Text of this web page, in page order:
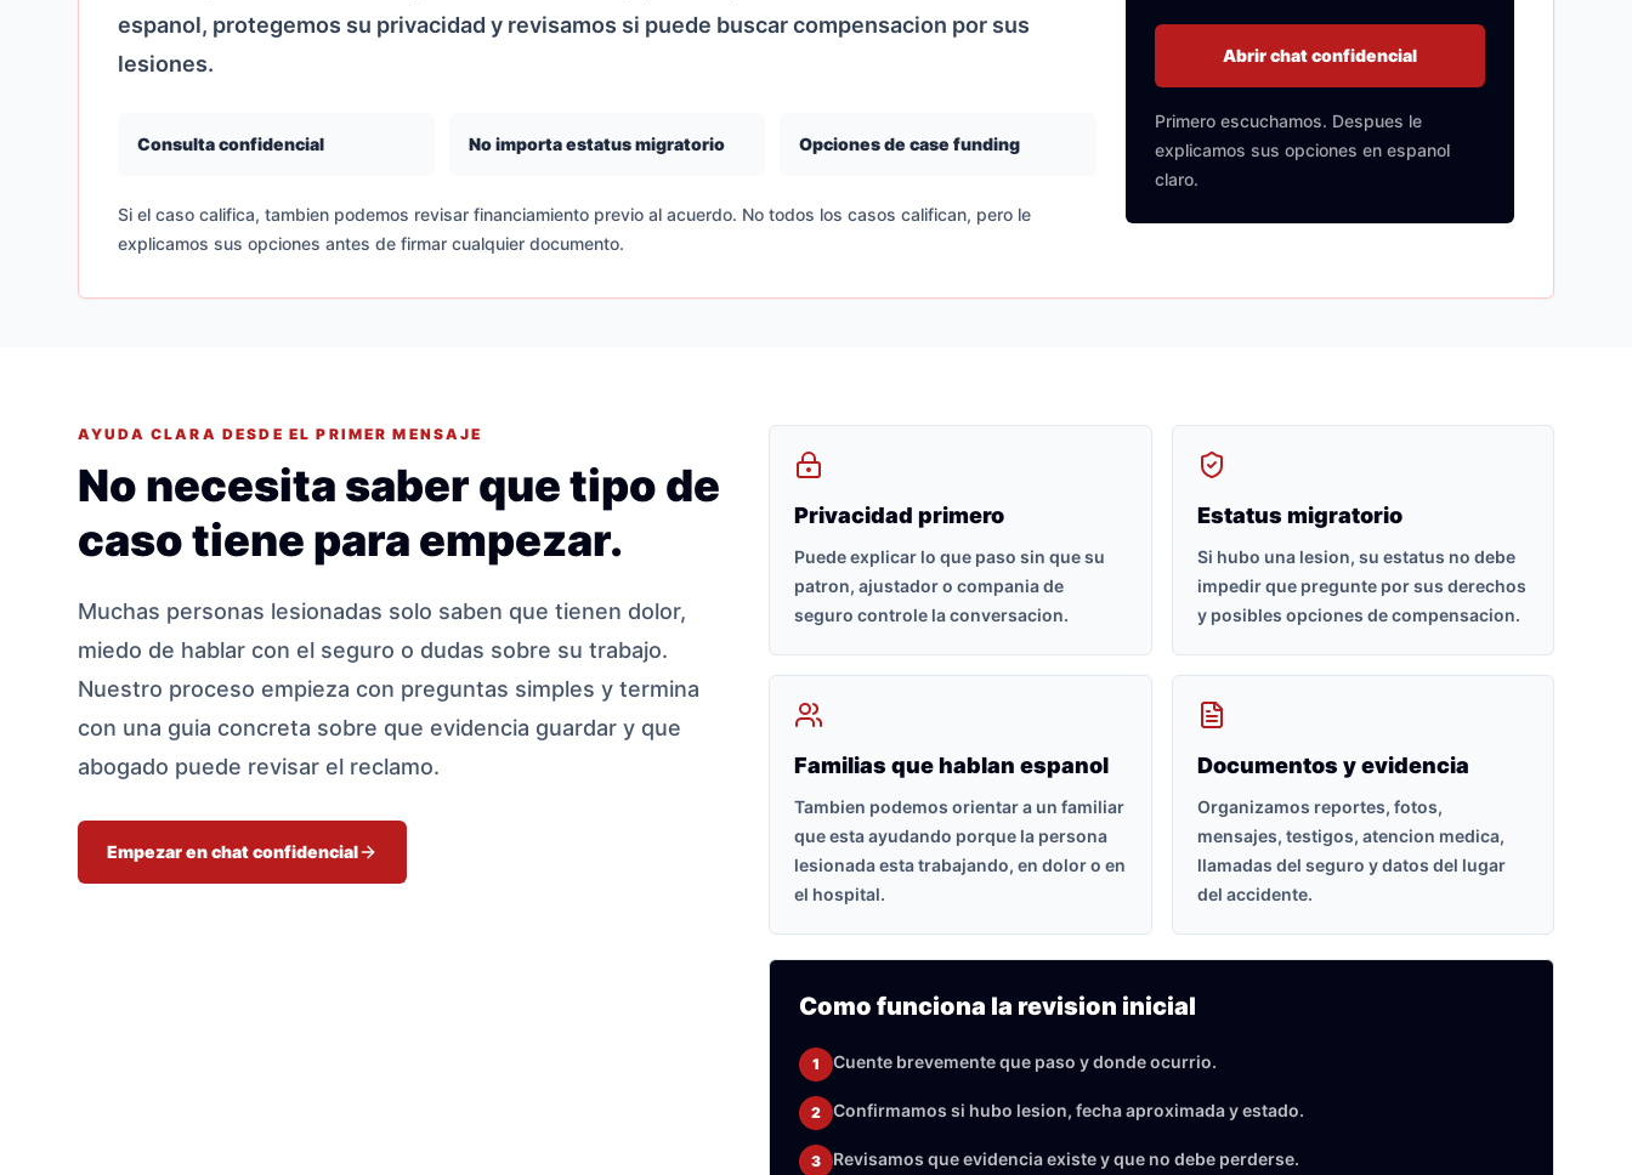
espanol, protegemos su privacidad y revisamos si puede buscar compensacion por sus
lesiones.
Consulta confidencial No importa estatus migratorio Opciones de case funding
Si el caso califica, tambien podemos revisar financiamiento previo al acuerdo. No todos los casos califican, pero le
explicamos sus opciones antes de firmar cualquier documento.
Abrir chat confidencial
Primero escuchamos. Despues le
explicamos sus opciones en espanol
claro.
AYUDA CLARA DESDE EL PRIMER MENSAJE
No necesita saber que tipo de
caso tiene para empezar.
Muchas personas lesionadas solo saben que tienen dolor,
miedo de hablar con el seguro o dudas sobre su trabajo.
Nuestro proceso empieza con preguntas simples y termina
con una guia concreta sobre que evidencia guardar y que
abogado puede revisar el reclamo.
Empezar en chat confidencial
Privacidad primero
Puede explicar lo que paso sin que su
patron, ajustador o compania de
seguro controle la conversacion.
Estatus migratorio
Si hubo una lesion, su estatus no debe
impedir que pregunte por sus derechos
y posibles opciones de compensacion.
Familias que hablan espanol
Tambien podemos orientar a un familiar
que esta ayudando porque la persona
lesionada esta trabajando, en dolor o en
el hospital.
Documentos y evidencia
Organizamos reportes, fotos,
mensajes, testigos, atencion medica,
llamadas del seguro y datos del lugar
del accidente.
Como funciona la revision inicial
1 Cuente brevemente que paso y donde ocurrio.
2 Confirmamos si hubo lesion, fecha aproximada y estado.
3 Revisamos que evidencia existe y que no debe perderse.